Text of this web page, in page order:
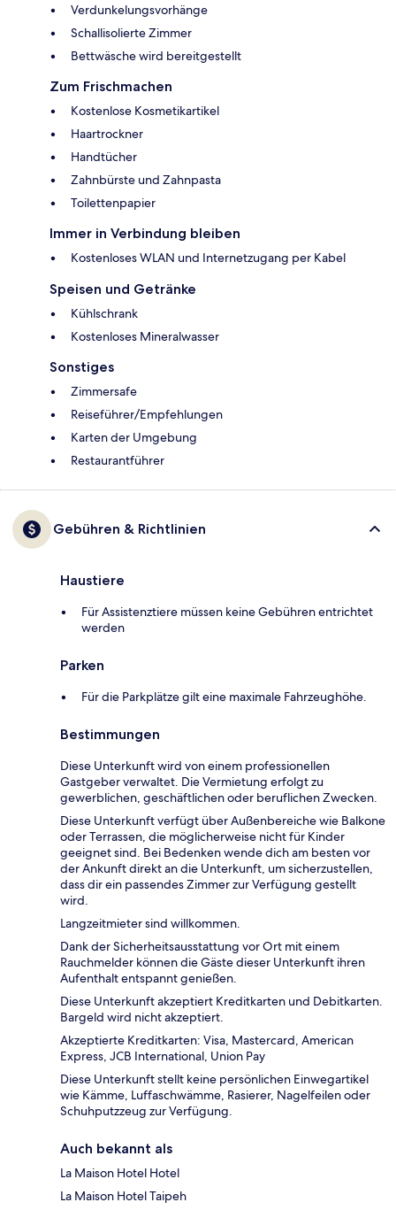
Verdunkelungsvorhänge
Schallisolierte Zimmer
Bettwäsche wird bereitgestellt
Zum Frischmachen
Kostenlose Kosmetikartikel
Haartrockner
Handtücher
Zahnbürste und Zahnpasta
Toilettenpapier
Immer in Verbindung bleiben
Kostenloses WLAN und Internetzugang per Kabel
Speisen und Getränke
Kühlschrank
Kostenloses Mineralwasser
Sonstiges
Zimmersafe
Reiseführer/Empfehlungen
Karten der Umgebung
Restaurantführer
Gebühren & Richtlinien
Haustiere
Für Assistenztiere müssen keine Gebühren entrichtet
werden
Parken
Für die Parkplätze gilt eine maximale Fahrzeughöhe.
Bestimmungen
Diese Unterkunft wird von einem professionellen
Gastgeber verwaltet. Die Vermietung erfolgt zu
gewerblichen, geschäftlichen oder beruflichen Zwecken.
Diese Unterkunft verfügt über Außenbereiche wie Balkone
oder Terrassen, die möglicherweise nicht für Kinder
geeignet sind. Bei Bedenken wende dich am besten vor
der Ankunft direkt an die Unterkunft, um sicherzustellen,
dass dir ein passendes Zimmer zur Verfügung gestellt
wird.
Langzeitmieter sind willkommen.
Dank der Sicherheitsausstattung vor Ort mit einem
Rauchmelder können die Gäste dieser Unterkunft ihren
Aufenthalt entspannt genießen.
Diese Unterkunft akzeptiert Kreditkarten und Debitkarten.
Bargeld wird nicht akzeptiert.
Akzeptierte Kreditkarten: Visa, Mastercard, American
Express, JCB International, Union Pay
Diese Unterkunft stellt keine persönlichen Einwegartikel
wie Kämme, Luffaschwämme, Rasierer, Nagelfeilen oder
Schuhputzzeug zur Verfügung.
Auch bekannt als
La Maison Hotel Hotel
La Maison Hotel Taipeh